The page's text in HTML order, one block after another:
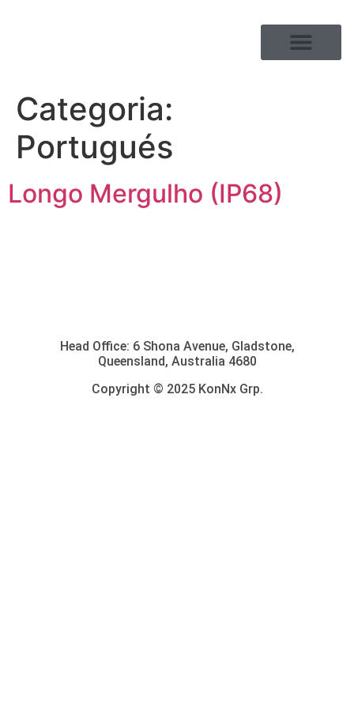
Categoria:
Portugués
Longo Mergulho (IP68)
Head Office: 6 Shona Avenue, Gladstone,
Queensland, Australia 4680
Copyright © 2025 KonNx Grp.